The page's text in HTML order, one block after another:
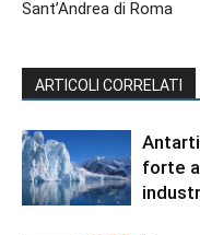
Sant’Andrea di Roma
ARTICOLI CORRELATI
forte